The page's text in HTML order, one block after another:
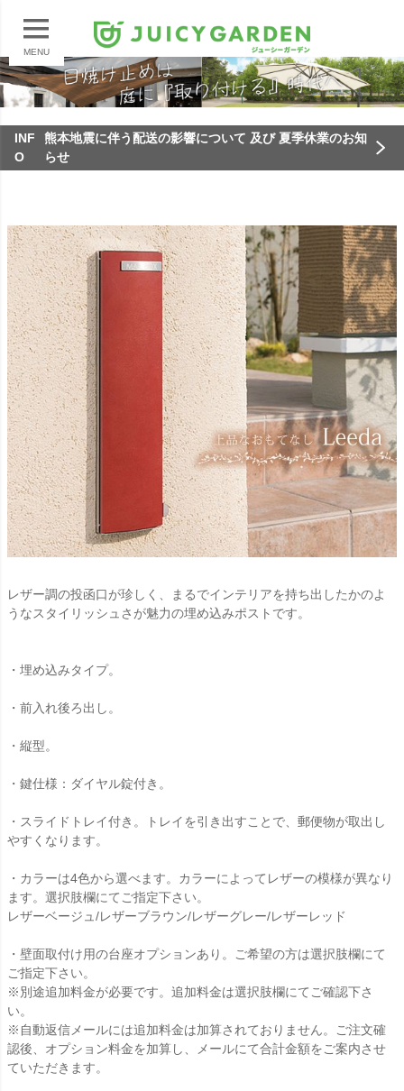
MENU
INF
O
熊本地震に伴う配送の影響について 及び 夏季休業のお知
らせ
レザー調の投函口が珍しく、まるでインテリアを持ち出したかのよ
うなスタイリッシュさが魅力の埋め込みポストです。
・埋め込みタイプ。
・前入れ後ろ出し。
・縦型。
・鍵仕様：ダイヤル錠付き。
・スライドトレイ付き。トレイを引き出すことで、郵便物が取出し
やすくなります。
・カラーは4色から選べます。カラーによってレザーの模様が異なり
ます。選択肢欄にてご指定下さい。
レザーベージュ/レザーブラウン/レザーグレー/レザーレッド
・壁面取付け用の台座オプションあり。ご希望の方は選択肢欄にて
ご指定下さい。
※別途追加料金が必要です。追加料金は選択肢欄にてご確認下さ
い。
※自動返信メールには追加料金は加算されておりません。ご注文確
認後、オプション料金を加算し、メールにて合計金額をご案内させ
ていただきます。